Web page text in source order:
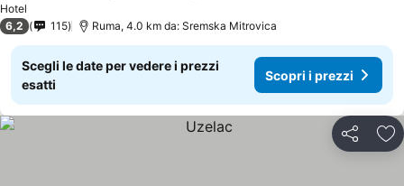
Hotel
6,2 115 Ruma, 4.0 km da: Sremska Mitrovica
Scegli le date per vedere i prezzi
esatti
Scopri i prezzi
Condividi